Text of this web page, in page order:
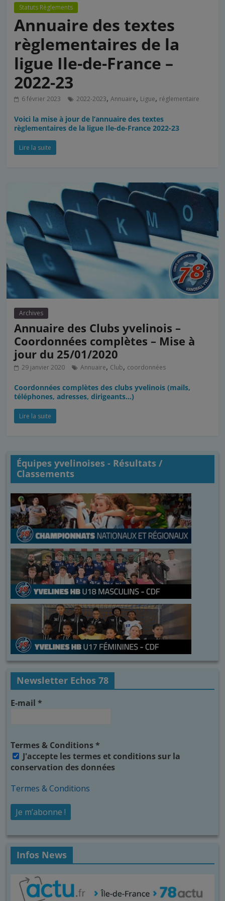
Statuts Règlements
Annuaire des textes
règlementaires de la
ligue Ile-de-France –
2022-23
6 février 2023 2022-2023,Annuaire, Ligue, réglementaire
Voici la mise à jour de l’annuaire des textes
règlementaires de la ligue Ile-de-France 2022-23
Lire la suite
Archives
Annuaire des Clubs yvelinois –
Coordonnées complètes – Mise à
jour du 25/01/2020
29 janvier 2020 Annuaire, Club, coordonnées
Coordonnées complètes des clubs yvelinois (mails,
téléphones, adresses, dirigeants…)
Lire la suite
Équipes yvelinoises - Résultats /
Classements
Newsletter Echos 78
E-mail*
Termes & Conditions*
J'accepte les termes et conditions sur la
conservation des données
Termes & Conditions
Infos News